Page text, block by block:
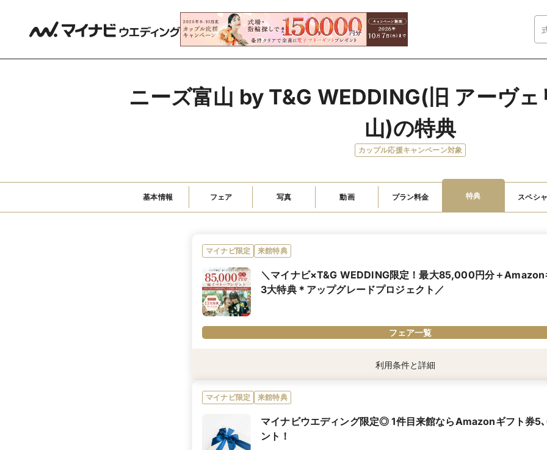
ニーズ富山 by T&G WEDDING(旧 アーヴェ
山)の特典
カップル応援キャンペーン対象
基本情報 フェア 写真 動画 プラン料金 特典 スペシ
マイナビ限定 来館特典
＼マイナビ×T&G WEDDING限定！最大85,000円分＋Amazon
3大特典＊アップグレードプロジェクト／
フェア一覧
方。
【3大特典】T&G WEDDING店舗で成約された方のみ。詳しくは店舗スタッフへご確認を。
内容詳細
利用条件と詳細
マイナビ限定 来館特典
マイナビウエディング限定◎ 1件目来館ならAmazonギフト券5
ント！